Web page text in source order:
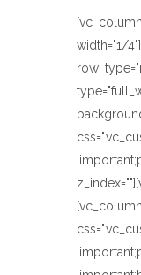
width="1/